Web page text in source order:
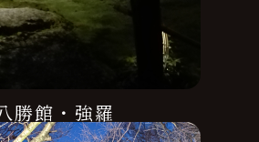
勝館・強羅